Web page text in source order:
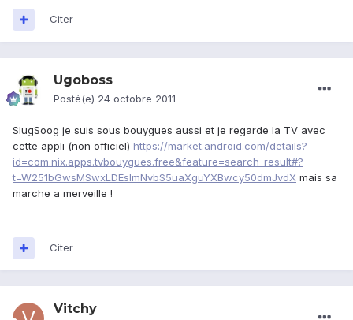
Citer
Ugoboss
Posté(e) 24 octobre 2011
SlugSoog je suis sous bouygues aussi et je regarde la TV avec
cette appli (non officiel) https://market.android.com/details?
id=com.nix.apps.tvbouygues.free&feature=search_result#?
t=W251bGwsMSwxLDEsImNvbS5uaXguYXBwcy50dmJvdX mais sa
marche a merveille !
Citer
Vitchy